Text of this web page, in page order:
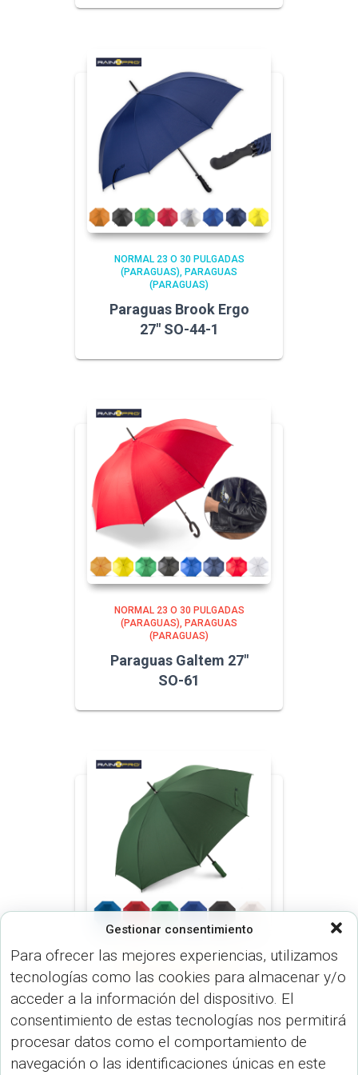
Gestionar consentimiento
Para ofrecer las mejores experiencias, utilizamos
tecnologías como las cookies para almacenar y/o
acceder a la información del dispositivo. El
consentimiento de estas tecnologías nos permitirá
procesar datos como el comportamiento de
navegación o las identificaciones únicas en este
NORMAL 23 O 30 PULGADAS
(PARAGUAS) PARAGUAS
(PARAGUAS)
Paraguas Brook Ergo
27″ SO-44-1
NORMAL 23 O 30 PULGADAS
(PARAGUAS)
PARAGUAS
(PARAGUAS)
Paraguas Galtem 27″
SO-61
NORMAL 23 O 30 PULGADAS
(PARAGUAS) PARAGUAS
Paraguas Brook 27″ SO-